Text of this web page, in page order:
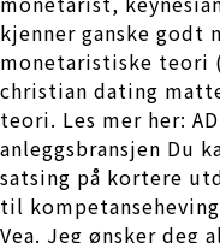
kjenner ganske godt
monetaristiske teori
christian dating
teori. Les mer her:
anleggsbransjen Du
satsing på kortere
til
Vea. Jeg ønsker deg